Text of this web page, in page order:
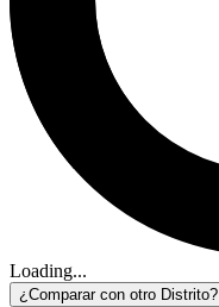
Loading...
¿Comparar con otro Distrito?